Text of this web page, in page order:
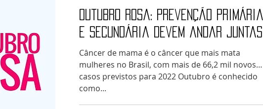
Outubro Rosa: prevenção primária
e secundária devem andar juntas
Câncer de mama é o câncer que mais mata
mulheres no Brasil, com mais de 66,2 mil novos
casos previstos para 2022 Outubro é conhecido
como...